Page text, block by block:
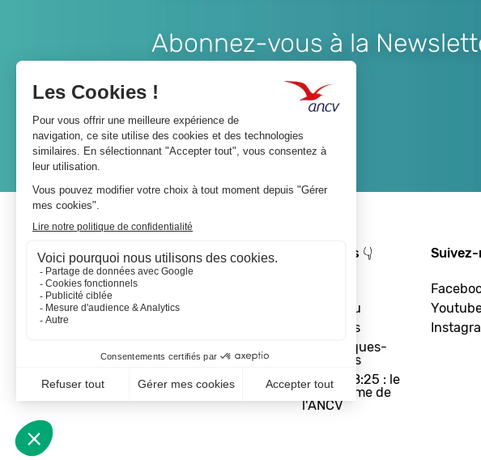
Abonnez-vous à la
A propos 👇
Le réseau
Les actus
Les Chèques-
Vacances
Départ 18:25 : le
programme de
l'ANCV
Suivez-